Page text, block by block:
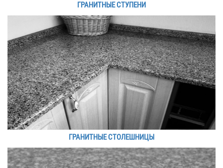
ГРАНИТНЫЕ СТУПЕНИ
ГРАНИТНЫЕ СТОЛЕШНИЦЫ